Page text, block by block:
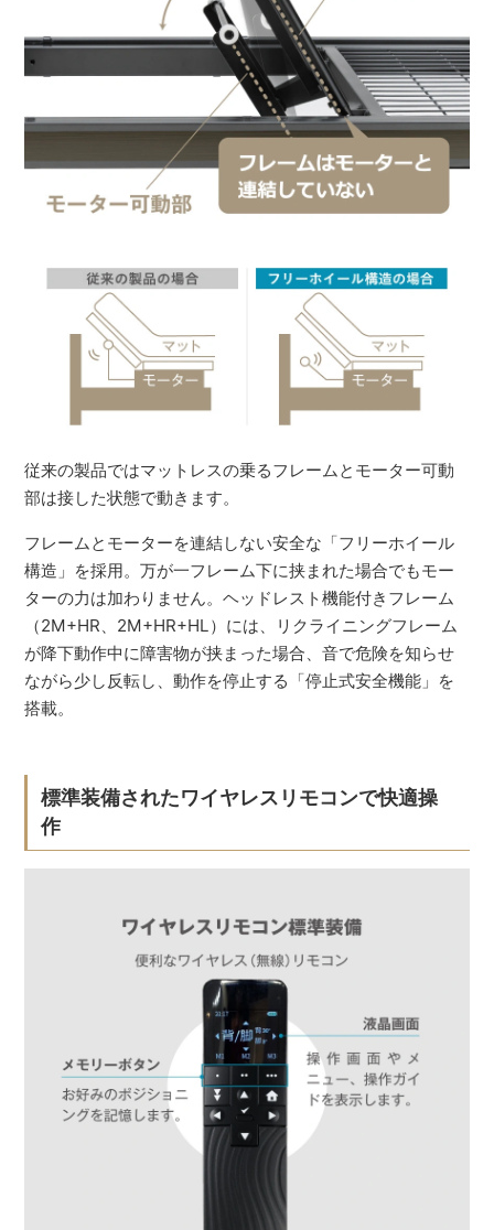
従来の製品ではマットレスの乗るフレームとモーター可動
部は接した状態で動きます。
フレームとモーターを連結しない安全な「フリーホイール
構造」を採用。万が一フレーム下に挟まれた場合でもモー
ターの力は加わりません。ヘッドレスト機能付きフレーム
（2M+HR、2M+HR+HL）には、リクライニングフレーム
が降下動作中に障害物が挟まった場合、音で危険を知らせ
ながら少し反転し、動作を停止する「停止式安全機能」を
搭載。
標準装備されたワイヤレスリモコンで快適操
作